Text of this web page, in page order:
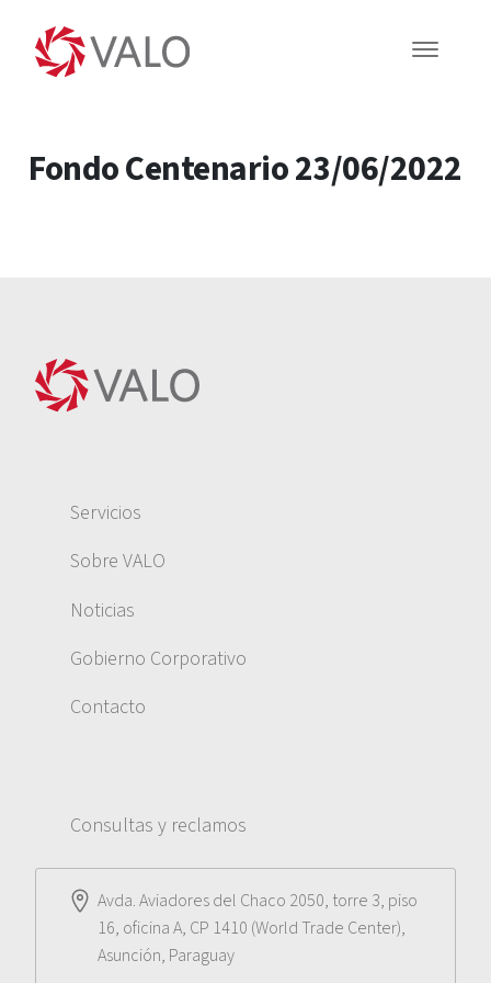
Fondo Centenario 23/06/2022
Servicios
Sobre VALO
Noticias
Gobierno Corporativo
Contacto
Consultas y reclamos
Avda. Aviadores del Chaco 2050, torre 3, piso
16, oficina A, CP 1410 (World Trade Center),
Asunción, Paraguay